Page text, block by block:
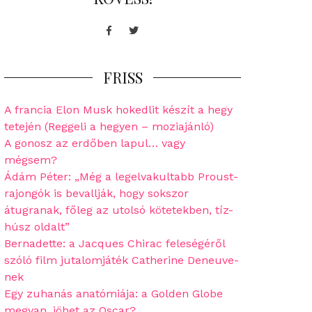
FacebookTwitter
FRISS
A francia Elon Musk hokedlit készít a hegy
tetején (Reggeli a hegyen – moziajánló)
A gonosz az erdőben lapul… vagy
mégsem?
Ádám Péter: „Még a legelvakultabb Proust-
rajongók is bevallják, hogy sokszor
átugranak, főleg az utolsó kötetekben, tíz-
húsz oldalt”
Bernadette: a Jacques Chirac feleségéről
szóló film jutalomjáték Catherine Deneuve-
nek
Egy zuhanás anatómiája: a Golden Globe